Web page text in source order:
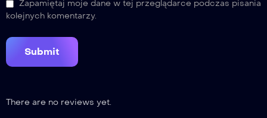
Zapamiętaj moje dane w tej przeglądarce podczas pisania
kolejnych komentarzy.
There are no reviews yet.